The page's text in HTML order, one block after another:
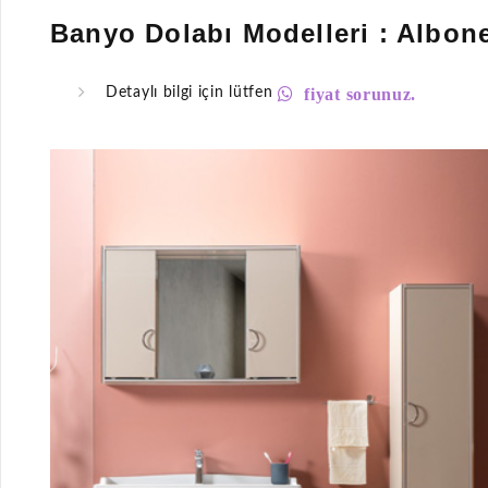
Banyo Dolabı Modelleri :
Detaylı bilgi için lütfen fiyat sorunuz.